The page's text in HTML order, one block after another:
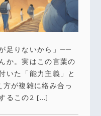
足りないから」──
か。実はこの言葉の
いた「能力主義」と
方が複雑に絡み合っ
るこの2 […]